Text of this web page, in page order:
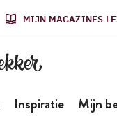
MIJN MAGAZINES
Inspiratie Mijn